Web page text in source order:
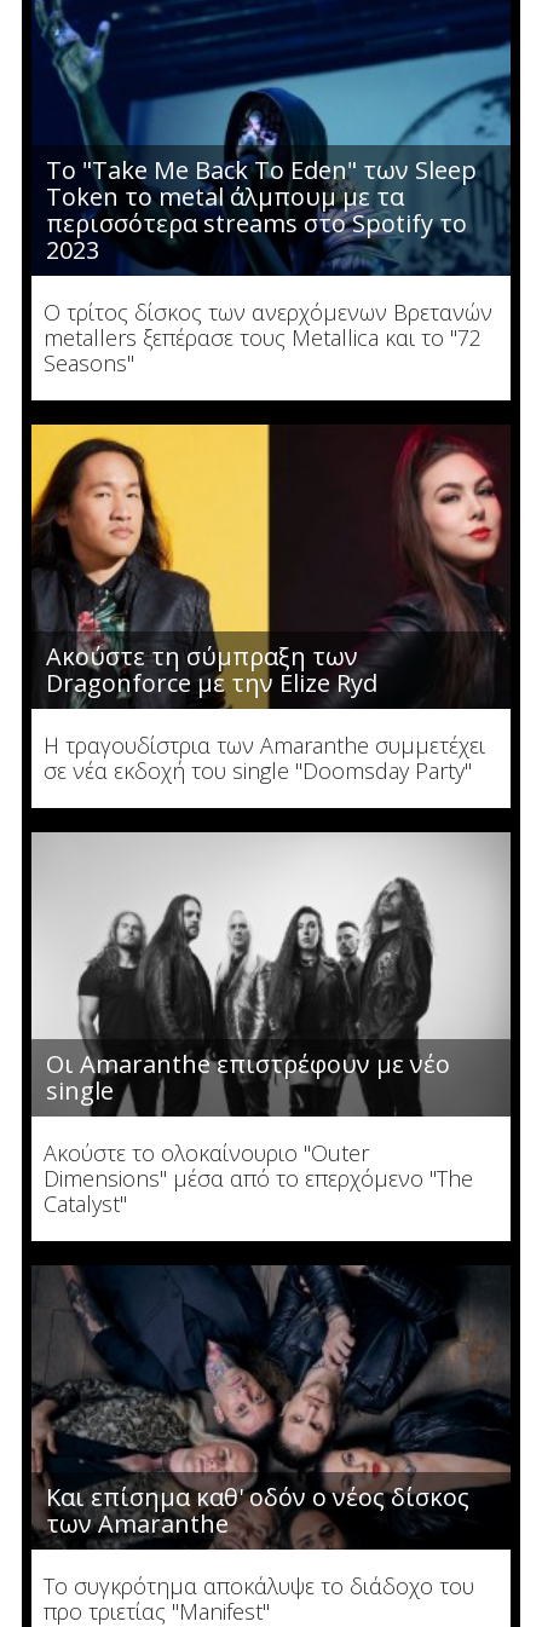
To "Take Me Back To Eden" των Sleep
Token το metal άλμπουμ με τα
περισσότερα streams στο Spotify το
2023
Ο τρίτος δίσκος των ανερχόμενων Βρετανών
metallers ξεπέρασε τους Metallica και το "72
Seasons"
Ακούστε τη σύμπραξη των
Dragonforce με την Elize Ryd
Η τραγουδίστρια των Amaranthe συμμετέχει
σε νέα εκδοχή του single "Doomsday Party"
Οι Amaranthe επιστρέφουν με νέο
single
Ακούστε το ολοκαίνουριο "Outer
Dimensions" μέσα από το επερχόμενο "The
Catalyst"
Και επίσημα καθ' οδόν ο νέος δίσκος
των Amaranthe
To συγκρότημα αποκάλυψε το διάδοχο του
προ τριετίας "Manifest"